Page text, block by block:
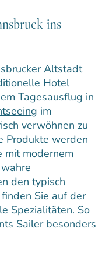
ins
Altstadt
Hotel
Tagesausflug in
im
verwöhnen zu
Produkte werden
mit modernem
den typisch
Sie auf der
Spezialitäten. So
Sailer besonders